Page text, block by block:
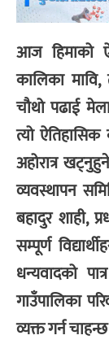
आज हिमाको
कालिका मावि,
चौथो पढाई
त्यो ऐतिहासिक
अहोरात्र
व्यवस्थापन
बहादुर शाही,
सम्पूर्ण
धन्यवादको
गाउँपालिका
व्यक्त गर्न